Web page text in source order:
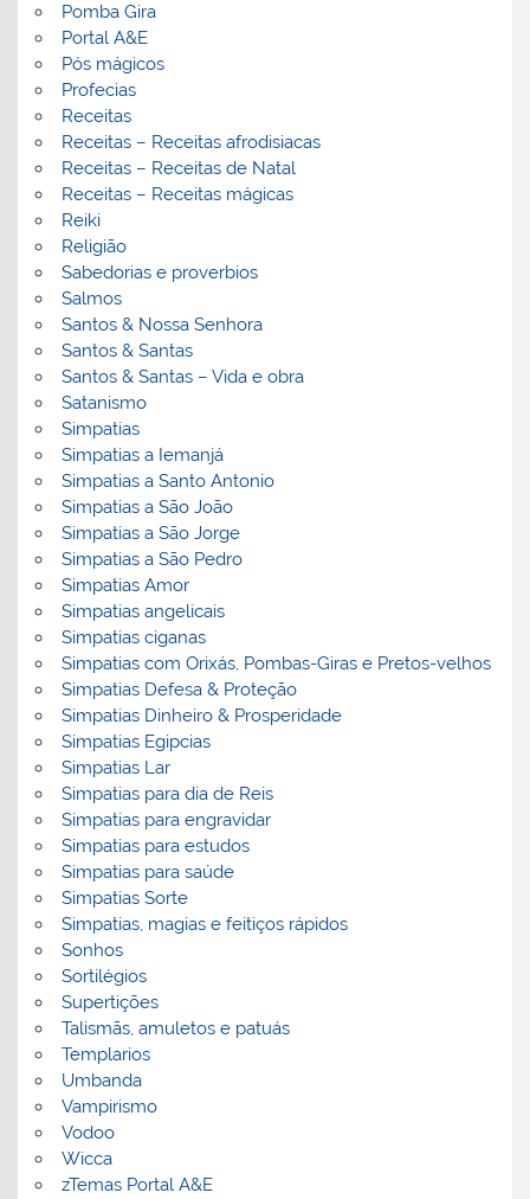
Pomba Gira
Portal A&E
Pós mágicos
Profecias
Receitas
Receitas – Receitas afrodisiacas
Receitas – Receitas de Natal
Receitas – Receitas mágicas
Reiki
Religião
Sabedorias e proverbios
Salmos
Santos & Nossa Senhora
Santos & Santas
Santos & Santas – Vida e obra
Satanismo
Simpatias
Simpatias a Iemanjá
Simpatias a Santo Antonio
Simpatias a São João
Simpatias a São Jorge
Simpatias a São Pedro
Simpatias Amor
Simpatias angelicais
Simpatias ciganas
Simpatias com Orixás, Pombas-Giras e Pretos-velhos
Simpatias Defesa & Proteção
Simpatias Dinheiro & Prosperidade
Simpatias Egipcias
Simpatias Lar
Simpatias para dia de Reis
Simpatias para engravidar
Simpatias para estudos
Simpatias para saúde
Simpatias Sorte
Simpatias, magias e feitiços rápidos
Sonhos
Sortilégios
Supertições
Talismãs, amuletos e patuás
Templarios
Umbanda
Vampirismo
Vodoo
Wicca
zTemas Portal A&E